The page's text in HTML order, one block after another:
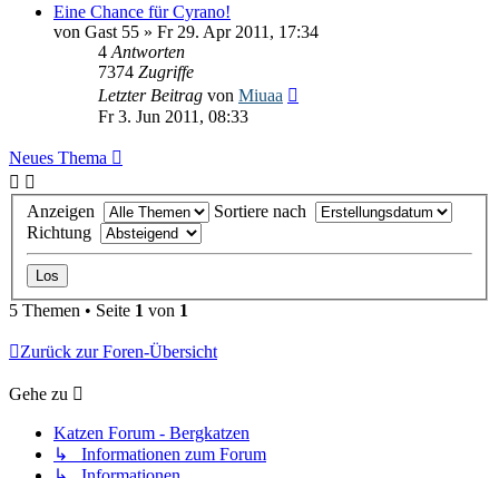
Eine Chance für Cyrano!
von Gast 55 » Fr 29. Apr 2011, 17:34
4 Antworten
7374 Zugriffe
Letzter Beitrag von Miuaa
Fr 3. Jun 2011, 08:33
Neues Thema
Anzeigen
Sortiere nach
Richtung
5 Themen • Seite 1 von 1
Zurück zur Foren-Übersicht
Gehe zu
Katzen Forum - Bergkatzen
↳ Informationen zum Forum